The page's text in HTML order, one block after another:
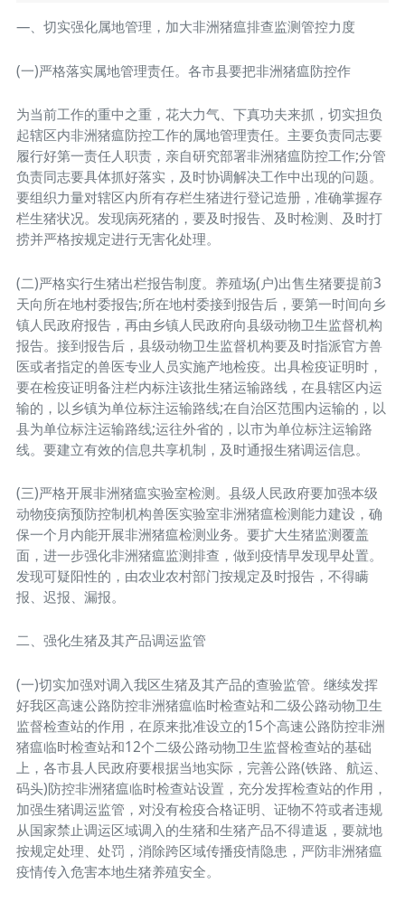
—、切实强化属地管理，加大非洲猪瘟排查监测管控力度
(一)严格落实属地管理责任。各市县要把非洲猪瘟防控作
为当前工作的重中之重，花大力气、下真功夫来抓，切实担负
起辖区内非洲猪瘟防控工作的属地管理责任。主要负责同志要
履行好第一责任人职责，亲自研究部署非洲猪瘟防控工作;分管
负责同志要具体抓好落实，及时协调解决工作中出现的问题。
要组织力量对辖区内所有存栏生猪进行登记造册，准确掌握存
栏生猪状况。发现病死猪的，要及时报告、及时检测、及时打
捞并严格按规定进行无害化处理。
(二)严格实行生猪出栏报告制度。养殖场(户)出售生猪要提前3
天向所在地村委报告;所在地村委接到报告后，要第一时间向乡
镇人民政府报告，再由乡镇人民政府向县级动物卫生监督机构
报告。接到报告后，县级动物卫生监督机构要及时指派官方兽
医或者指定的兽医专业人员实施产地检疫。出具检疫证明时，
要在检疫证明备注栏内标注该批生猪运输路线，在县辖区内运
输的，以乡镇为单位标注运输路线;在自治区范围内运输的，以
县为单位标注运输路线;运往外省的，以市为单位标注运输路
线。要建立有效的信息共享机制，及时通报生猪调运信息。
(三)严格开展非洲猪瘟实验室检测。县级人民政府要加强本级
动物疫病预防控制机构兽医实验室非洲猪瘟检测能力建设，确
保一个月内能开展非洲猪瘟检测业务。要扩大生猪监测覆盖
面，进一步强化非洲猪瘟监测排查，做到疫情早发现早处置。
发现可疑阳性的，由农业农村部门按规定及时报告，不得瞒
报、迟报、漏报。
二、强化生猪及其产品调运监管
(一)切实加强对调入我区生猪及其产品的查验监管。继续发挥
好我区高速公路防控非洲猪瘟临时检查站和二级公路动物卫生
监督检查站的作用，在原来批准设立的15个高速公路防控非洲
猪瘟临时检查站和12个二级公路动物卫生监督检查站的基础
上，各市县人民政府要根据当地实际，完善公路(铁路、航运、
码头)防控非洲猪瘟临时检查站设置，充分发挥检查站的作用，
加强生猪调运监管，对没有检疫合格证明、证物不符或者违规
从国家禁止调运区域调入的生猪和生猪产品不得遣返，要就地
按规定处理、处罚，消除跨区域传播疫情隐患，严防非洲猪瘟
疫情传入危害本地生猪养殖安全。